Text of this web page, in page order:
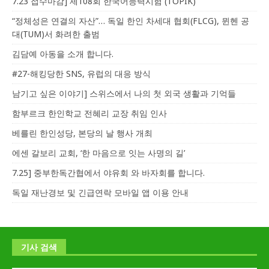
“정체성은 연결의 자산”… 독일 한인 차세대 협회(FLCG), 뮌헨 공
대(TUM)서 화려한 출범
김담예 아동을 소개 합니다.
#27-해킹당한 SNS, 유럽의 대응 방식
남기고 싶은 이야기] 스위스에서 나의 첫 외국 생활과 기억들
함부르크 한인학교 전혜리 교장 취임 인사
베를린 한인성당, 본당의 날 행사 개최
에센 갈보리 교회, ‘한 마음으로 잇는 사명의 길’
7.25] 중부한독간협에서 야유회 와 바자회를 합니다.
독일 재난경보 및 긴급연락 모바일 앱 이용 안내
기사 검색